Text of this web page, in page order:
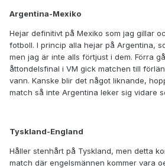
Argentina-Mexiko
Hejar definitivt på Mexiko som jag gillar
fotboll. I princip alla hejar på Argentina,
men jag är inte alls förtjust i dem. Förra
åttondelsfinal i VM gick matchen till
vann. Kanske blir det något liknande,
match så inte Argentina leker sig vidare
Tyskland-England
Håller stenhårt på Tyskland, men detta
match där engelsmännen kommer vara